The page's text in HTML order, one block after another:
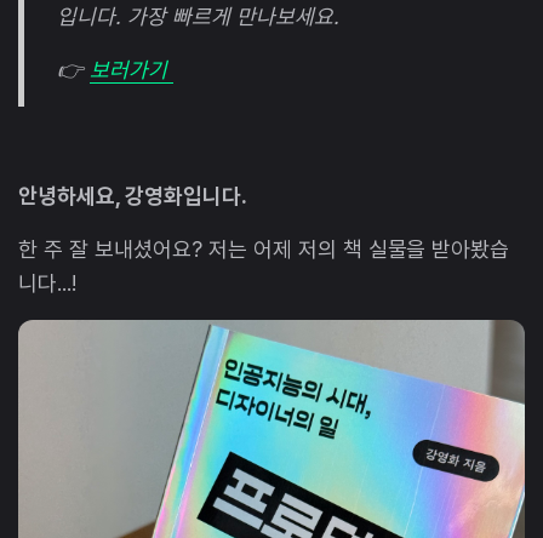
입니다. 가장 빠르게 만나보세요.
👉 보러가기
안녕하세요, 강영화입니다.
한 주 잘 보내셨어요? 저는 어제 저의 책 실물을 받아봤습
니다...!